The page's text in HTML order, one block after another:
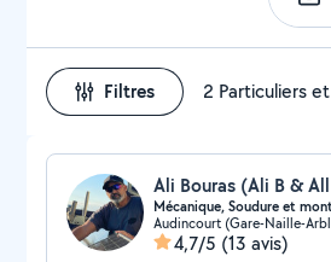
Filtres 2 Particuliers
Mécanique, Soudure et
4,7/5 (13 avis)